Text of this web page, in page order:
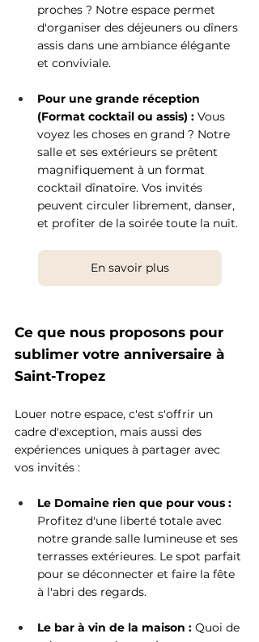
proches ? Notre espace permet
d'organiser des déjeuners ou dîners
assis dans une ambiance élégante
et conviviale.
Pour une grande réception
(Format cocktail ou assis) : Vous
voyez les choses en grand ? Notre
salle et ses extérieurs se prêtent
magnifiquement à un format
cocktail dînatoire. Vos invités
peuvent circuler librement, danser,
et profiter de la soirée toute la nuit.
En savoir plus
Ce que nous proposons pour
sublimer votre anniversaire à
Saint-Tropez
Louer notre espace, c'est s'offrir un
cadre d'exception, mais aussi des
expériences uniques à partager avec
vos invités :
Le Domaine rien que pour vous :
Profitez d'une liberté totale avec
notre grande salle lumineuse et ses
terrasses extérieures. Le spot parfait
pour se déconnecter et faire la fête
à l'abri des regards.
Le bar à vin de la maison : Quoi de